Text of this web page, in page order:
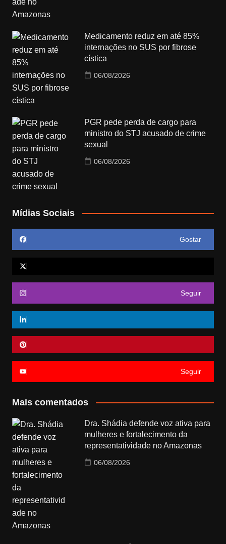
Medicamento reduz em até 85%
internações no SUS por fibrose
cística
06/08/2026
PGR pede perda de cargo para
ministro do STJ acusado de crime
sexual
06/08/2026
Mídias Sociais
Gostar
Seguir
Seguir
Mais comentados
Dra. Shádia defende voz ativa para
mulheres e fortalecimento da
representatividade no Amazonas
06/08/2026